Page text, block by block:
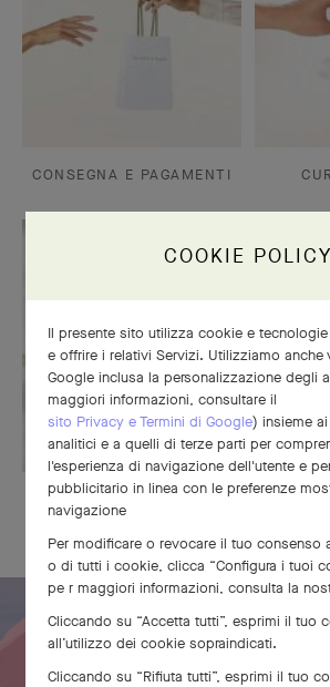
CONSEGNA E PAGAMENTI
LA NOSTRA CONFEZIONE
COOKIE POLICY
Il presente sito utilizza cookie e
e offrire i relativi Servizi. Utilizziamo anche
Google inclusa la personalizzazione degli
maggiori informazioni, consultare il
sito Privacy e Termini di Google) insieme
analitici e a quelli di terze parti per
l'esperienza di navigazione dell'utente e
pubblicitario in linea con le preferenze
navigazione
Per modificare o revocare il tuo consenso
o di tutti i cookie, clicca “Configura i tuoi
pe r maggiori informazioni, consulta la
Cliccando su “Accetta tutti”, esprimi il tuo
all’utilizzo dei cookie sopraindicati.
Cliccando su “Rifiuta tutti”, esprimi il tuo